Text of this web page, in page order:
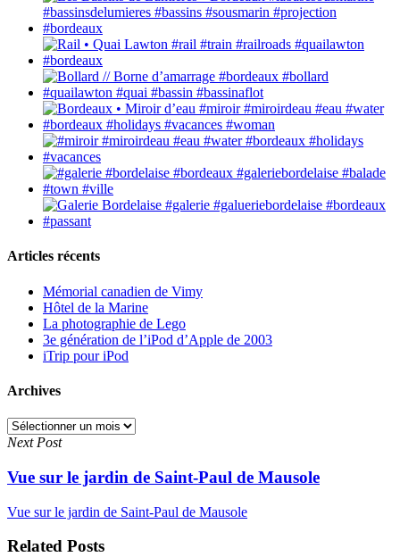
Articles récents
Mémorial canadien de Vimy
Hôtel de la Marine
La photographie de Lego
3e génération de l’iPod d’Apple de 2003
iTrip pour iPod
Archives
Archives
Next Post
Vue sur le jardin de Saint-Paul de Mausole
Vue sur le jardin de Saint-Paul de Mausole
Related Posts